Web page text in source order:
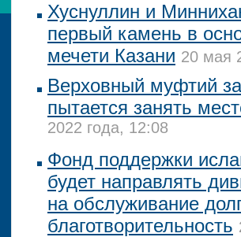
Хуснуллин и
первый камень в
мечети Казани 20 мая
Верховный муфтий
пытается занять
2022 года, 12:08
Фонд поддержки
будет направлять
на обслуживание
благотворительность